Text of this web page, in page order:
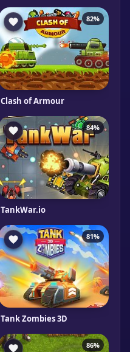
82%
Clash of Armour
84%
TankWar.io
81%
Tank Zombies 3D
86%